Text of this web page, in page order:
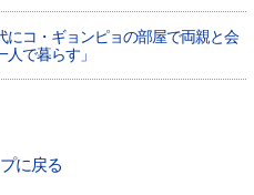
にコ・ギョンピョの部屋で両親と会
で暮らす」
に戻る